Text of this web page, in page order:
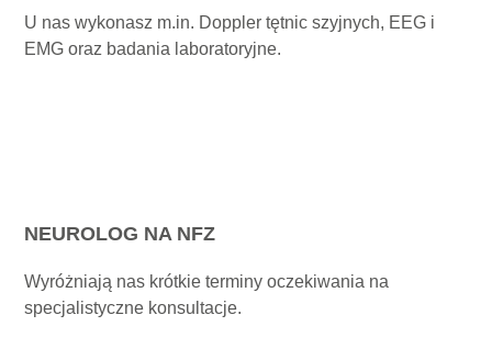
U nas wykonasz m.in. Doppler tętnic szyjnych, EEG i
EMG oraz badania laboratoryjne.
NEUROLOG NA NFZ
Wyróżniają nas krótkie terminy oczekiwania na
specjalistyczne konsultacje.